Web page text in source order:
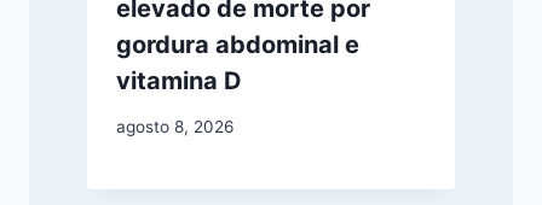
elevado de morte por
gordura abdominal e
vitamina D
agosto 8, 2026